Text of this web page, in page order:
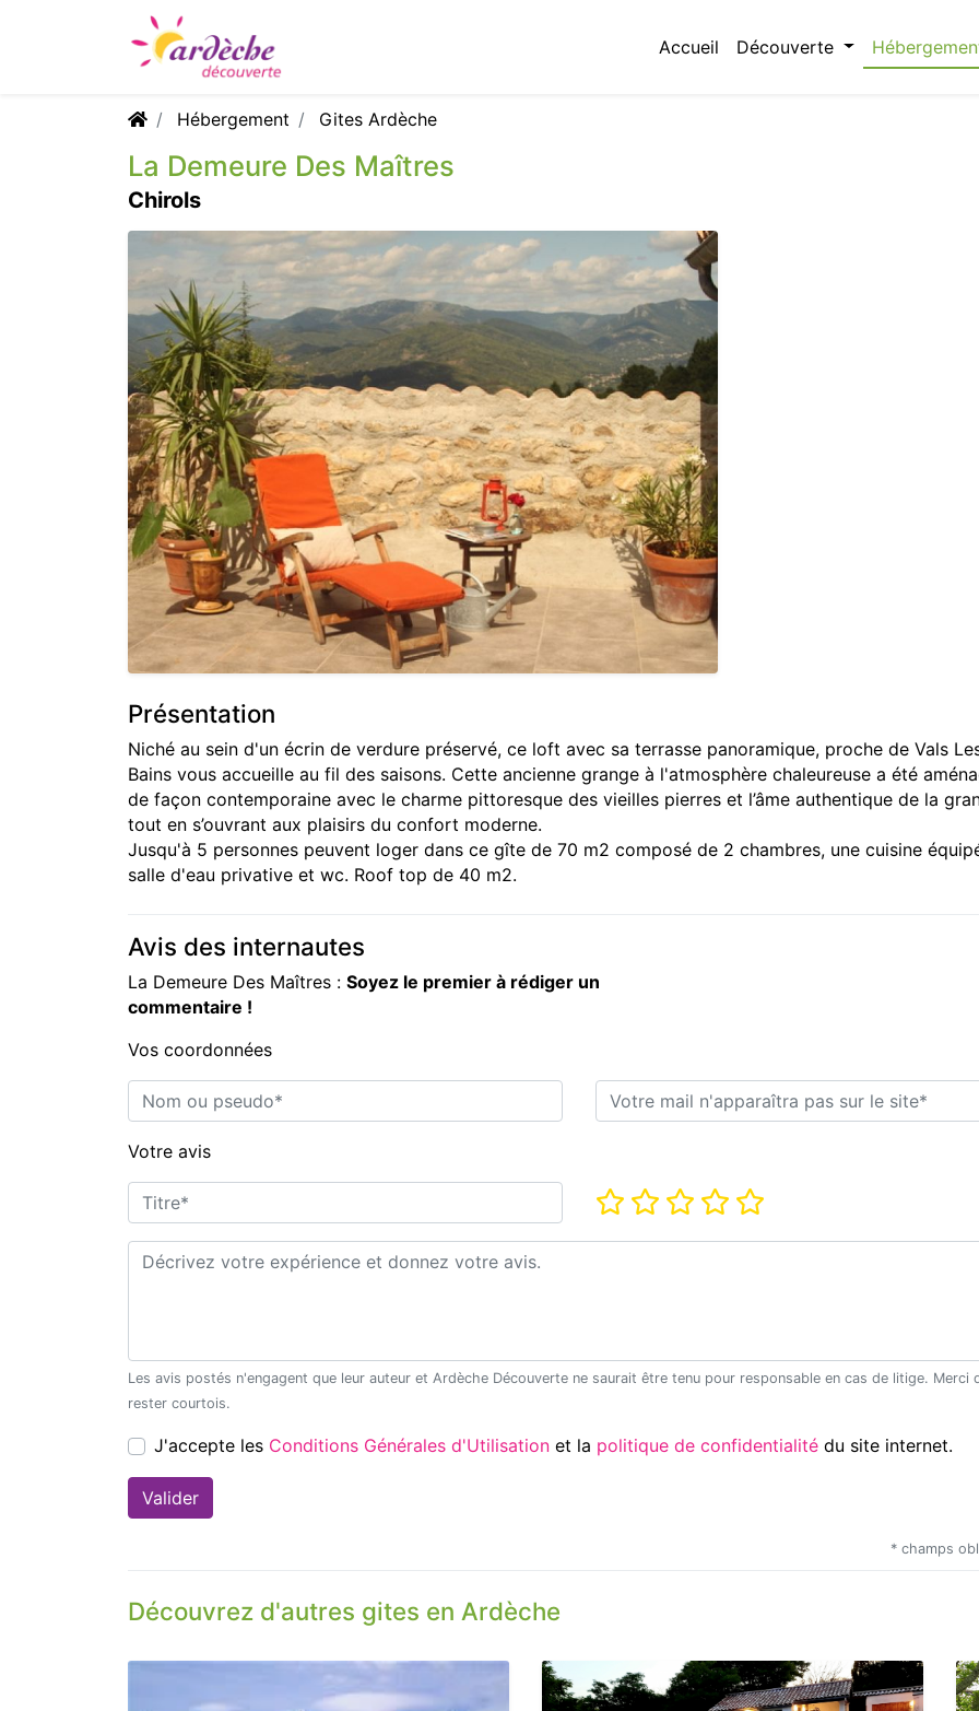
Accueil Découverte
Hébergement Gites Ardèche
La Demeure Des Maîtres
Chirols
Présentation
Niché au sein d'un écrin de verdure préservé, ce loft avec sa terrasse panoramique, proche de Vals
Bains vous accueille au fil des saisons. Cette ancienne grange à l'atmosphère chaleureuse a été
de façon contemporaine avec le charme pittoresque des vieilles pierres et l’âme authentique de la
tout en s’ouvrant aux plaisirs du confort moderne.
Jusqu'à 5 personnes peuvent loger dans ce gîte de 70 m2 composé de 2 chambres, une cuisine
salle d'eau privative et wc. Roof top de 40 m2.
Avis des internautes
La Demeure Des Maîtres : Soyez le premier à rédiger un
commentaire !
Vos coordonnées
Nom ou pseudo*
E-mail*
Votre avis
Titre*
Note*
Commentaire*
Les avis postés n'engagent que leur auteur et Ardèche Découverte ne saurait être tenu pour responsable en cas de litige. Merci de
rester courtois.
J'accepte les Conditions Générales d'Utilisation et la politique de confidentialité du site internet.
* champs
Découvrez d'autres gites en Ardèche